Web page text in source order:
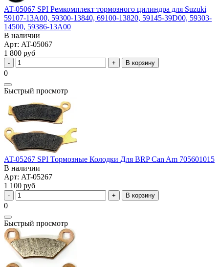
AT-05067 SPI Ремкомплект тормозного цилиндра для Suzuki
59107-13A00, 59300-13840, 69100-13820, 59145-39D00, 59303-
14500, 59386-13A00
В наличии
Арт: AT-05067
1 800 руб
В корзину
0
Быстрый просмотр
AT-05267 SPI Тормозные Колодки Для BRP Can Am 705601015
В наличии
Арт: AT-05267
1 100 руб
В корзину
0
Быстрый просмотр